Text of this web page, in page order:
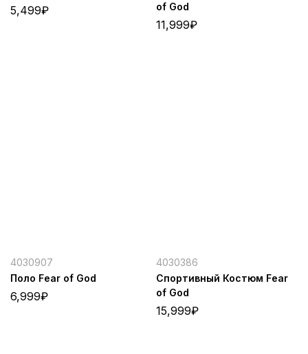
5,499₽
of God
11,999₽
4030907
Поло Fear of God
6,999₽
4030386
Спортивный Костюм Fear
of God
15,999₽